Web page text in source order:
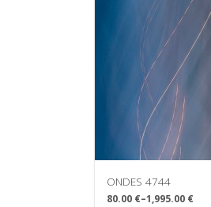
ONDES 4744
80.00 €–1,995.00 €